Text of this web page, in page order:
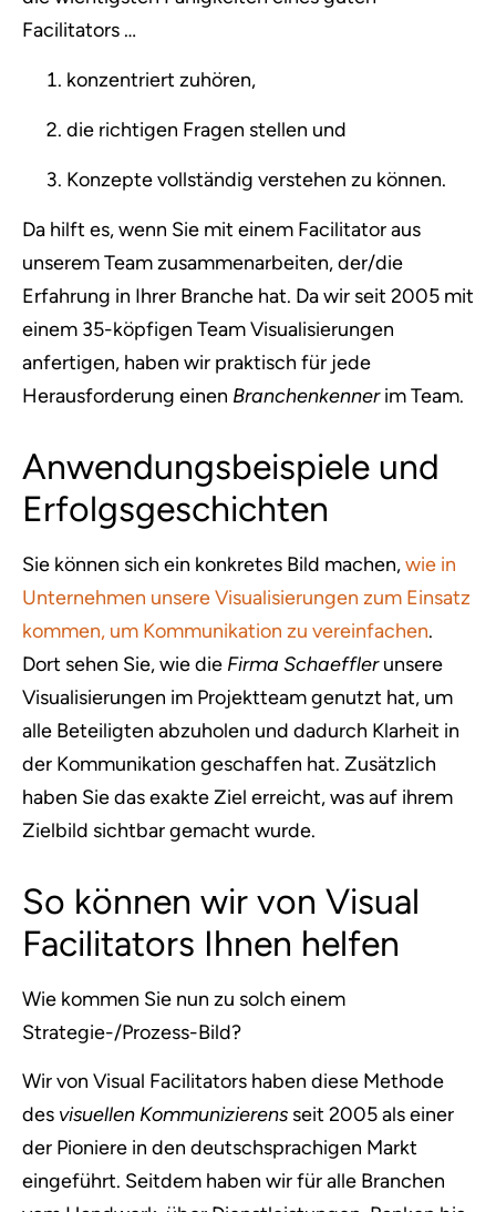
Facilitators …
konzentriert zuhören,
die richtigen Fragen stellen und
Konzepte vollständig verstehen zu können.
Da hilft es, wenn Sie mit einem Facilitator aus
unserem Team zusammenarbeiten, der/die
Erfahrung in Ihrer Branche hat. Da wir seit 2005 mit
einem 35-köpfigen Team Visualisierungen
anfertigen, haben wir praktisch für jede
Herausforderung einen Branchenkennerim Team.
Anwendungsbeispiele und
Erfolgsgeschichten
Sie können sich ein konkretes Bild machen,wie in
Unternehmen unsere Visualisierungen zum Einsatz
kommen, um Kommunikation zu vereinfachen.
Dort sehen Sie, wie die Firma Schaefflerunsere
Visualisierungen im Projektteam genutzt hat, um
alle Beteiligten abzuholen und dadurch Klarheit in
der Kommunikation geschaffen hat. Zusätzlich
haben Sie das exakte Ziel erreicht, was auf ihrem
Zielbild sichtbar gemacht wurde.
So können wir von Visual
Facilitators Ihnen helfen
Wie kommen Sie nun zu solch einem
Strategie-/Prozess-Bild?
Wir von Visual Facilitators haben diese Methode
des visuellen Kommunizierens seit 2005 als einer
der Pioniere in den deutschsprachigen Markt
eingeführt. Seitdem haben wir für alle Branchen